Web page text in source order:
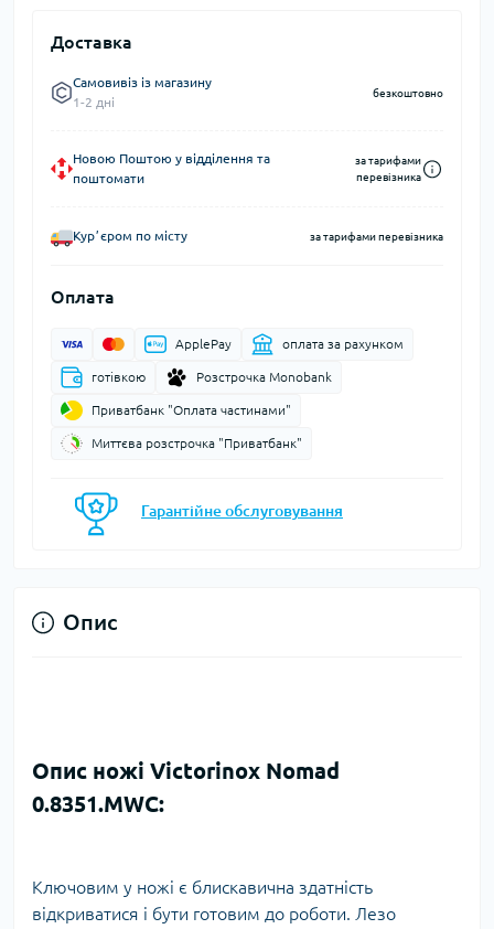
Доставка
Самовивіз із магазину
1-2 дні
безкоштовно
Новою Поштою у відділення та
поштомати
за тарифами
перевізника
Курʼєром по місту за тарифами перевізника
Оплата
ApplePay оплата за рахунком
готівкою Розстрочка Monobank
Приватбанк "Оплата частинами"
Миттєва розстрочка "Приватбанк"
Гарантійне обслуговування
Опис
Опис ножі Victorinox Nomad
0.8351.MWC:
Ключовим у ножі є блискавична здатність
відкриватися і бути готовим до роботи. Лезо